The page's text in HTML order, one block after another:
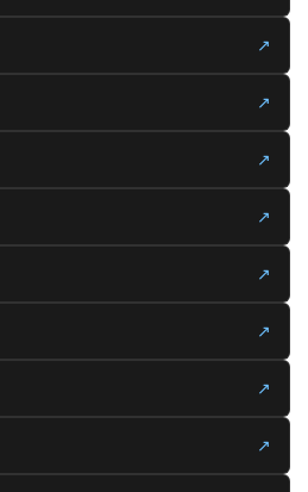
↗
↗
↗
↗
↗
↗
↗
↗